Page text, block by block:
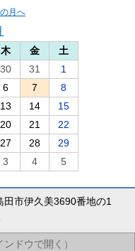
月へ
木 金
土
30 31
1
6 7
8
13 14
15
20 21
22
27 28
29
3 4 5
田市伊久美3690番地の1
ドウで開く）